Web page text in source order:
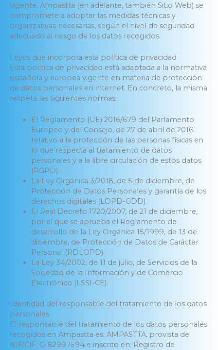
vigente, Ampastta (en adelante, también Sitio Web) se
compromete a adoptar las medidas técnicas y
organizativas necesarias, según el nivel de seguridad
adecuado al riesgo de los datos recogidos.
Leyes que incorpora esta política de privacidad
Esta política de privacidad está adaptada a la normativa
española y europea vigente en materia de protección
de datos personales en internet. En concreto, la misma
respeta las siguientes normas:
El Reglamento (UE) 2016/679 del Parlamento
Europeo y del Consejo, de 27 de abril de 2016,
relativo a la protección de las personas físicas en
lo que respecta al tratamiento de datos
personales y a la libre circulación de estos datos
(RGPD).
La Ley Orgánica 3/2018, de 5 de diciembre, de
Protección de Datos Personales y garantía de los
derechos digitales (LOPD-GDD).
El Real Decreto 1720/2007, de 21 de diciembre,
por el que se aprueba el Reglamento de
desarrollo de la Ley Orgánica 15/1999, de 13 de
diciembre, de Protección de Datos de Carácter
Personal (RDLOPD).
La Ley 34/2002, de 11 de julio, de Servicios de la
Sociedad de la Información y de Comercio
Electrónico (LSSI-CE).
Identidad del responsable del tratamiento de los datos
personales
El responsable del tratamiento de los datos personales
recogidos en Ampastta es: AMPASTTA, provista de
NIF/CIF: G-82997594 e inscrito en: Registro de